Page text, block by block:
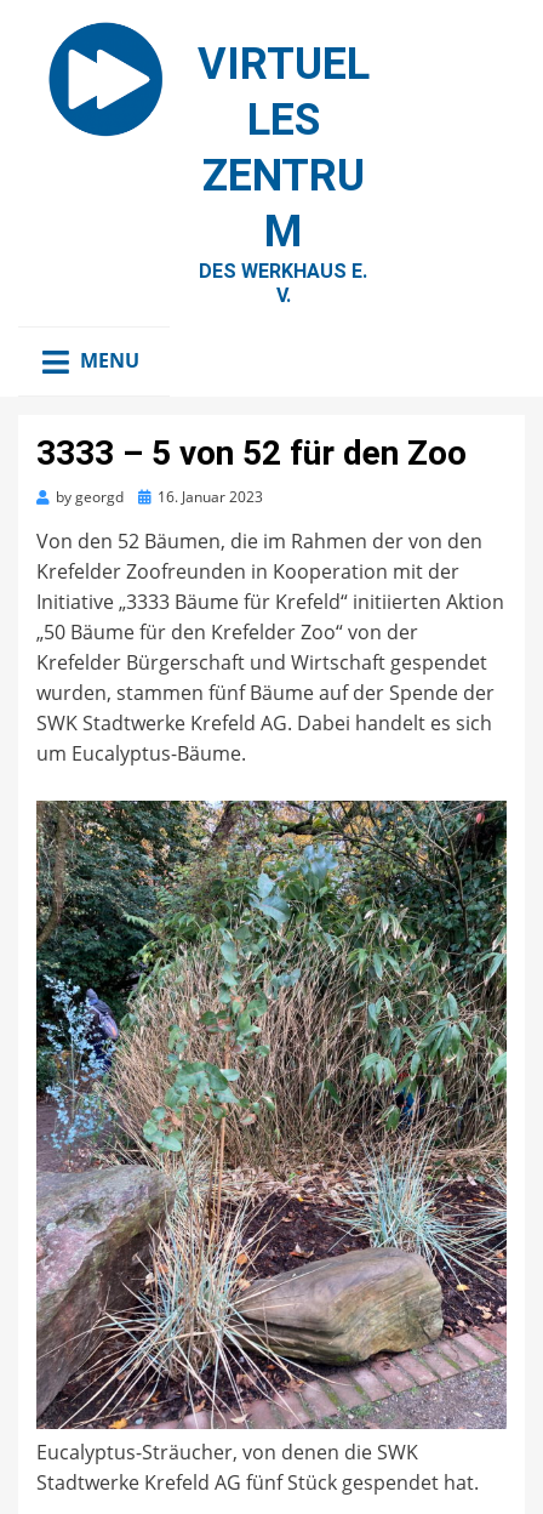
VIRTUEL
LES
ZENTRU
M
DES WERKHAUS E.
V.
MENU
3333 – 5 von 52 für den Zoo
bygeorgd
Posted16. Januar 2023
Von den 52 Bäumen, die im Rahmen der von den
Krefelder Zoofreunden in Kooperation mit der
Initiative „3333 Bäume für Krefeld“ initiierten Aktion
„50 Bäume für den Krefelder Zoo“ von der
Krefelder Bürgerschaft und Wirtschaft gespendet
wurden, stammen fünf Bäume auf der Spende der
SWK Stadtwerke Krefeld AG. Dabei handelt es sich
um Eucalyptus-Bäume.
Eucalyptus-Sträucher, von denen die SWK
Stadtwerke Krefeld AG fünf Stück gespendet hat.